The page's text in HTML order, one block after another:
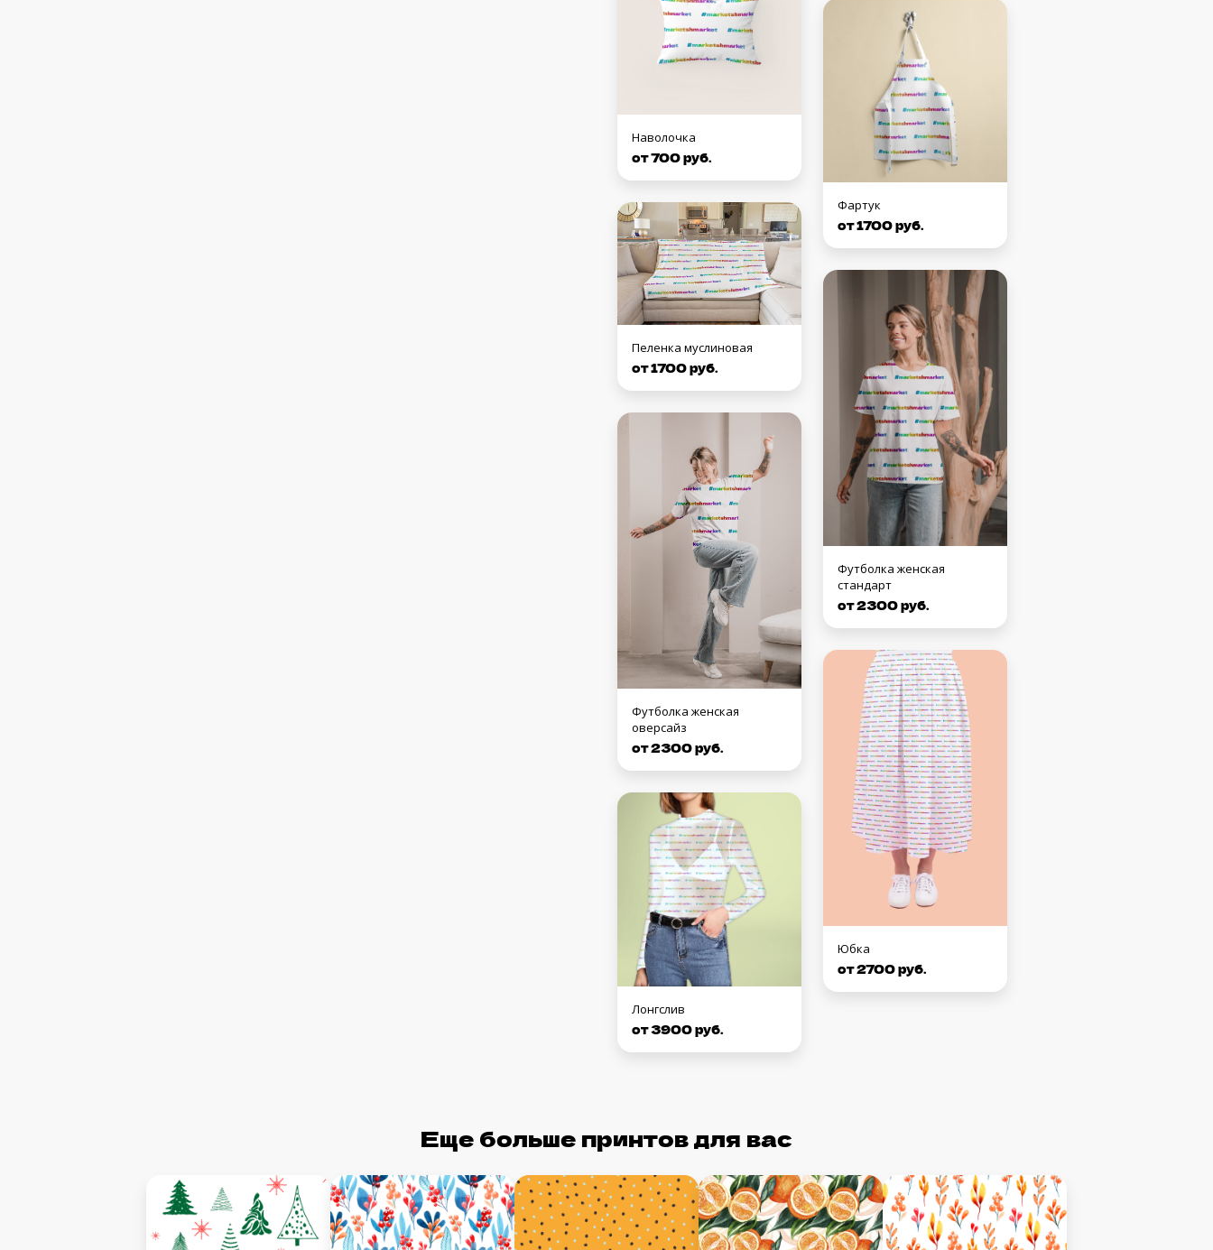
Наволочка
от 700 руб.
Пеленка муслиновая
от 1700 руб.
Футболка женская
оверсайз
от 2300 руб.
Лонгслив
от 3900 руб.
Фартук
от 1700 руб.
Футболка женская
стандарт
от 2300 руб.
Юбка
от 2700 руб.
Еще больше принтов для вас